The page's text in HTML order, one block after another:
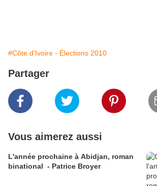
#Côte d'Ivoire - Élections 2010
Partager
Vous aimerez aussi
L'année prochaine à Abidjan, roman
binational - Patrice Broyer